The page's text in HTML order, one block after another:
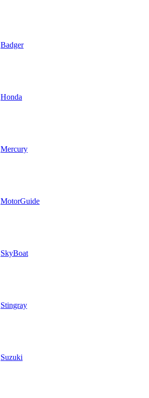
Badger
Honda
Mercury
MotorGuide
SkyBoat
Stingray
Suzuki